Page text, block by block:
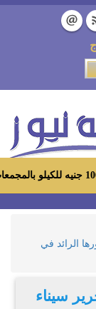
الرائد في
سيناء